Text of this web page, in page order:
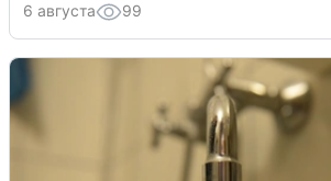
6 августа 99